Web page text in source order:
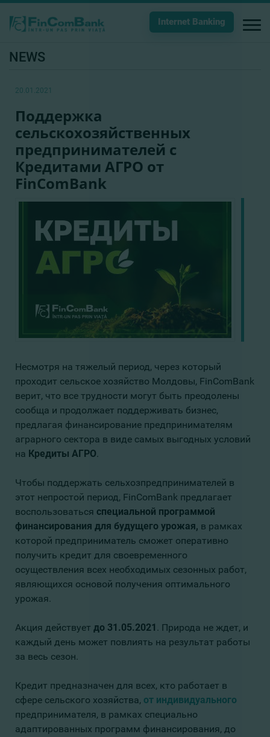
Internet Banking
NEWS
20.01.2021
Поддержка
сельскохозяйственных
предпринимателей с
Кредитами АГРО от
FinComBank
Несмотря на тяжелый период, через который
проходит сельское хозяйство Молдовы, FinComBank
верит, что все трудности могут быть преодолены
сообща и продолжает поддерживать бизнес,
предлагая финансирование предпринимателям
аграрного сектора в виде самых выгодных условий
на Кредиты АГРО.
Чтобы поддержать сельхозпредпринимателей в
этот непростой период, FinComBank предлагает
воспользоваться специальной программой
финансирования для будущего урожая, в рамках
которой предприниматель сможет оперативно
получить кредит для своевременного
осуществления всех необходимых сезонных работ,
являющихся основой получения оптимального
урожая.
Акция действует до 31.05.2021 . Природа не ждет, и
каждый день может повлиять на результат работы
за весь сезон.
Кредит предназначен для всех, кто работает в
сфере сельского хозяйства, от индивидуального
предпринимателя, в рамках специально
адаптированных программ финансирования, до